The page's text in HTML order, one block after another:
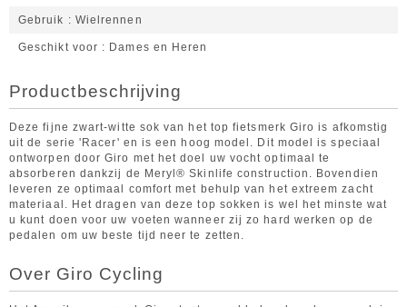
Gebruik Wielrennen
Geschikt voor Dames en Heren
Productbeschrijving
Deze fijne zwart-witte sok van het top fietsmerk Giro is afkomstig
uit de serie 'Racer' en is een hoog model. Dit model is speciaal
ontworpen door Giro met het doel uw vocht optimaal te
absorberen dankzij de Meryl® Skinlife construction. Bovendien
leveren ze optimaal comfort met behulp van het extreem zacht
materiaal. Het dragen van deze top sokken is wel het minste wat
u kunt doen voor uw voeten wanneer zij zo hard werken op de
pedalen om uw beste tijd neer te zetten.
Over Giro Cycling